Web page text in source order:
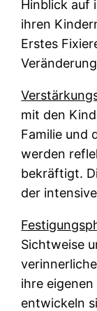
Hinblick auf
ihren
Erstes
mit den
Familie und
werden
bekräftigt.
der
Sichtweise
ihre
entwickeln